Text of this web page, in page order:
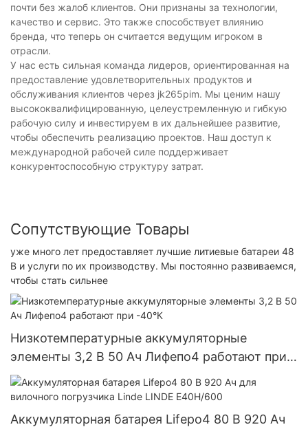
почти без жалоб клиентов. Они признаны за технологии,
качество и сервис. Это также способствует влиянию
бренда, что теперь он считается ведущим игроком в
отрасли.
У нас есть сильная команда лидеров, ориентированная на
предоставление удовлетворительных продуктов и
обслуживания клиентов через jk265pim. Мы ценим нашу
высококвалифицированную, целеустремленную и гибкую
рабочую силу и инвестируем в их дальнейшее развитие,
чтобы обеспечить реализацию проектов. Наш доступ к
международной рабочей силе поддерживает
конкурентоспособную структуру затрат.
Сопутствующие Товары
уже много лет предоставляет лучшие литиевые батареи 48
В и услуги по их производству. Мы постоянно развиваемся,
чтобы стать сильнее
Низкотемпературные аккумуляторные
элементы 3,2 В 50 Ач Лифепо4 работают при
-40°К
Аккумуляторная батарея Lifepo4 80 В 920 Ач